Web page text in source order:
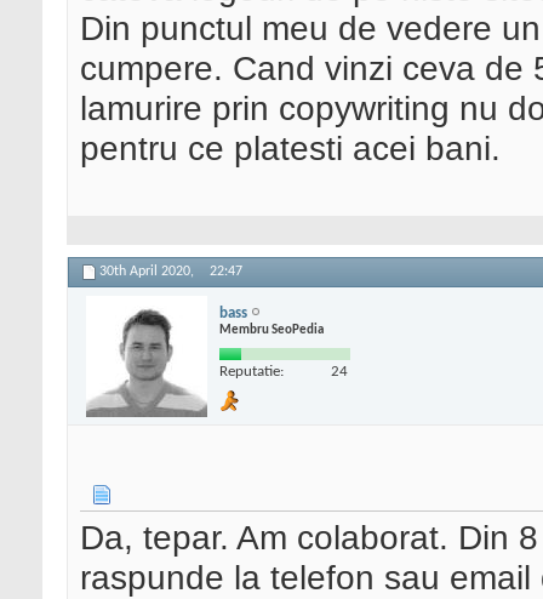
Din punctul meu de vedere
cumpere. Cand vinzi ceva
lamurire prin copywriting nu
pentru ce platesti acei bani.
30th April 2020, 22:47
bass
Membru SeoPedia
Reputatie: 24
Da, tepar. Am colaborat. Din
raspunde la telefon sau